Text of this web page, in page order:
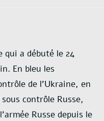
qui a débuté le 24
En bleu les
de l’Ukraine, en
contrôle Russe,
Russe depuis le